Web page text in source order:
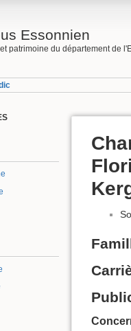
Essonnien
patrimoine du département de